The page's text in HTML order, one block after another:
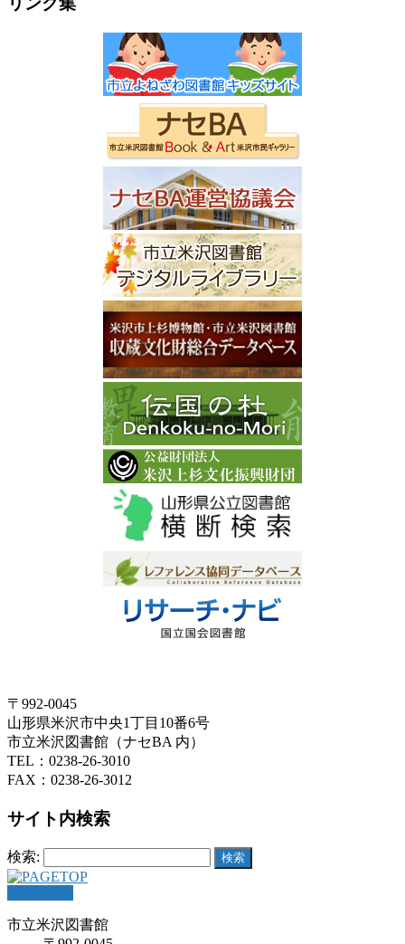
〒992-0045
山形県米沢市中央1丁目10番6号
市立米沢図書館（ナセBA 内）
TEL：0238-26-3010
FAX：0238-26-3012
サイト内検索
検索:
市立米沢図書館